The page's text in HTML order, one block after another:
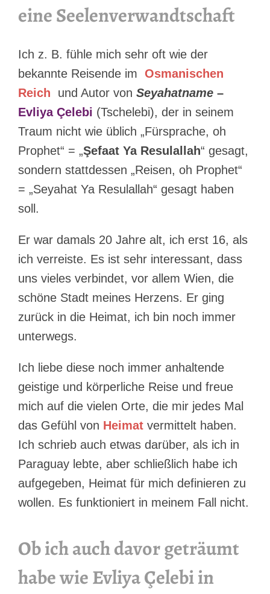
eine Seelenverwandtschaft
Ich z. B. fühle mich sehr oft wie der
bekannte Reisende im Osmanischen
Reich
und Autor von Seyahatname –
Evliya Çelebi (Tschelebi), der in seinem
Traum nicht wie üblich „Fürsprache, oh
Prophet“ = „Şefaat Ya Resulallah“ gesagt,
sondern stattdessen „Reisen, oh Prophet“
= „Seyahat Ya Resulallah“ gesagt haben
soll.
Er war damals 20 Jahre alt, ich erst 16, als
ich verreiste. Es ist sehr interessant, dass
uns vieles verbindet, vor allem Wien, die
schöne Stadt meines Herzens. Er ging
zurück in die Heimat, ich bin noch immer
unterwegs.
Ich liebe diese noch immer anhaltende
geistige und körperliche Reise und freue
mich auf die vielen Orte, die mir jedes Mal
das Gefühl von Heimat vermittelt haben.
Ich schrieb auch etwas darüber, als ich in
Paraguay lebte, aber schließlich habe ich
aufgegeben, Heimat für mich definieren zu
wollen. Es funktioniert in meinem Fall nicht.
Ob ich auch davor geträumt
habe wie Evliya Çelebi in